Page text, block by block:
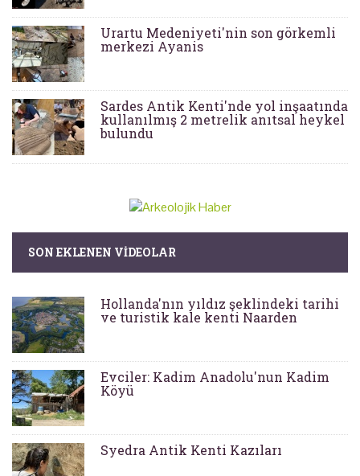
Urartu Medeniyeti'nin son görkemli
merkezi Ayanis
Sardes Antik Kenti'nde yol inşaatında
kullanılmış 2 metrelik anıtsal heykel
bulundu
SON EKLENEN VIDEOLAR
Hollanda'nın yıldız şeklindeki tarihi
ve turistik kale kenti Naarden
Evciler: Kadim Anadolu'nun Kadim
Köyü
Syedra Antik Kenti Kazıları